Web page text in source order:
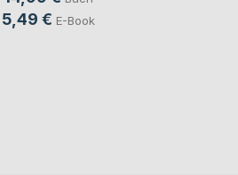
5,49 € E-Book